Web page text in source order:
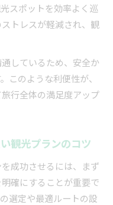
スポットを効率よく巡
トレスが軽減され、観
しているため、安全か
このような利便性が、
行全体の満足度アップ
観光プランのコツ
成功させるには、まず
確にすることが重要で
選定や最適ルートの設